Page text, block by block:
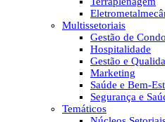
Multissetoriais
Gestão de
Hospitalidade
Gestão e
Marketing
Saúde e Bem-
Segurança e
Temáticos